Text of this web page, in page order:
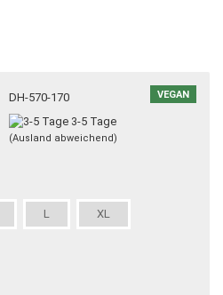
VEGAN
DH-570-170
3-5 Tage
(Ausland abweichend)
L XL